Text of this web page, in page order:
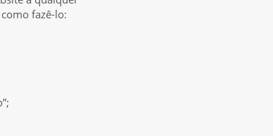
fazê-lo: